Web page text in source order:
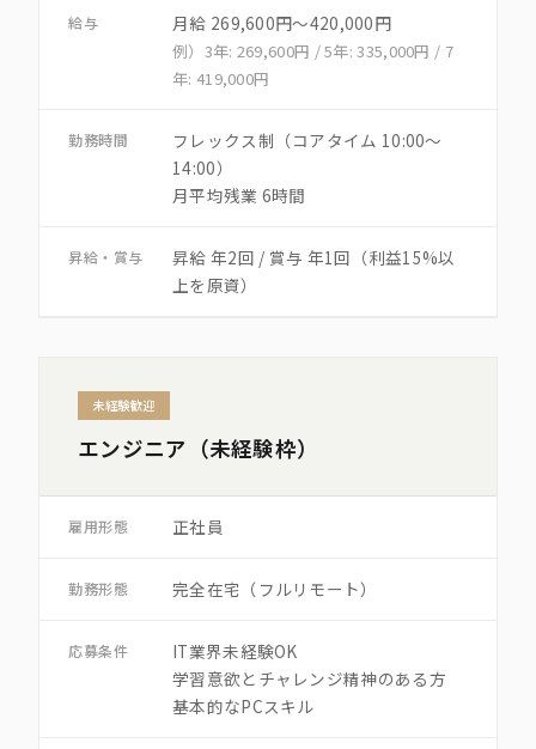
給与 月給 269,600円〜420,000円
例）3年: 269,600円 / 5年: 335,000円 / 7
年: 419,000円
勤務時間
フレックス制（コアタイム 10:00〜
14:00）
月平均残業 6時間
昇給・賞与
昇給 年2回 / 賞与 年1回（利益15%以
上を原資）
未経験歓迎
エンジニア（未経験枠）
雇用形態 正社員
勤務形態 完全在宅（フルリモート）
応募条件
IT業界未経験OK
学習意欲とチャレンジ精神のある方
基本的なPCスキル